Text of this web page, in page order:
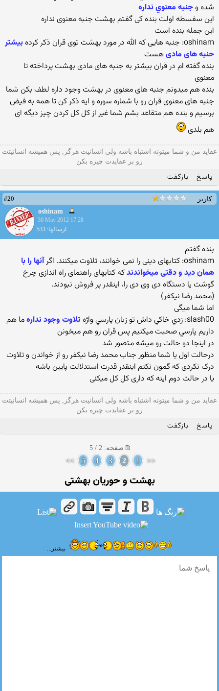
شده وجنبه معنوي نداره
این سفسطه اولت بنده کی گفتم بهشت جنبه معنوی نداره
این جمله بنده است
oshinam: جنبه هایی که الله در مورد بهشت توی قران ذکر کرده
بیشتر
حنبه های مادیهست
بنده گفته ام در قران بیشتر به جنبه های مادی بهشت پرداخته تا
معنوی
بنده هم میدونم جنبه های معنوی در بهشت وجود داره لطف بکن شما
جنبه های معنوی قران رو با شماره سوره و ایه ذکر کن تا همه به فیض
برسیم و بنده هم متقاعد بشم شما غیر از کل کل کردن چیز دیگه ای
هم بلدی
عقاید من و شما میتونه اشتباه باشه ولی انسانیت هرگز, پس همیشه انسانیتت
رو بر عقایدت چیره بکن
پاسخ بازگفت
کاربر
#20
oshinam
30 May 2012 17:28
ارسالها: 533
بنده گفتم
oshinam: کتابهای دينی را نمی خوانند، تلاوت ميكنند. اگر
آنها را با
همان ديد و دقتی ميخواندندکه کتابهای راهنمای راه اندازی چرخ
گوشت يا دستگاه دی وی دی را، اينقدر پر فروش نبودند.
(محمد رضا نيكفر)
اما شما میگی
slash00: زدي خاكي داش تو زبان پارسي واژه
تلاوت وجود ندارهما هم
داريم پارسي صحبت ميكنيم پس قران رو هم ميخونن
در اینجا دو حالت رو میشه متصور شد
درحالت اول یا شما منظور جناب محمد رضا نيكفر رو از خواندن و تلاوت
درک نکردی که گمون نکنم اینقدر قدرت استدلالت پایین باشه
یا در حالت دوم اینه که داری کل کل میکنی
عقاید من و شما میتونه اشتباه باشه ولی انسانیت هرگز, پس همیشه انسانیتت
رو بر عقایدت چیره بکن
پاسخ بازگفت
صفحه: 2 / 5
<<
1
2
3
4
5
>>
بهشت و حوریان بهشتی
بیشتر...